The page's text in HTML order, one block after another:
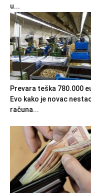
u...
Prevara teška 780.000
Evo kako je novac
računa...